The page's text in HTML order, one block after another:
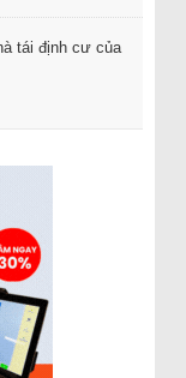
tái định cư của